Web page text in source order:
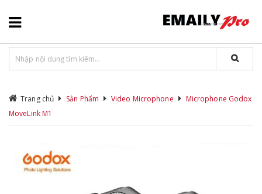
Trang chủ Sản Phẩm Video Microphone
Microphone Godox
MoveLink M1